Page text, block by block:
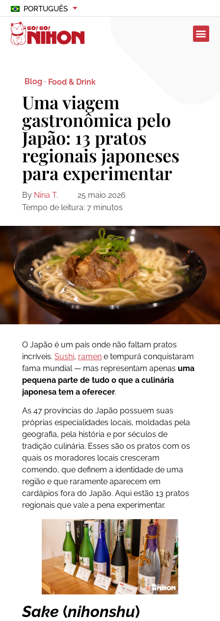
PORTUGUÊS
Blog · Food & Drink
Uma viagem
gastronômica pelo
Japão: 13 pratos
regionais japoneses
para experimentar
By Nina T.
25 maio 2026
Tempo de leitura: 7 minutos
O Japão é um país onde não faltam pratos
incríveis. Sushi, ramene tempurá conquistaram
fama mundial — mas representam apenas uma
pequena parte de tudo o que a culinária
japonesa tem a oferecer.
As 47 províncias do Japão possuem suas
próprias especialidades locais, moldadas pela
geografia, pela história e por séculos de
tradição culinária. Esses são os pratos com os
quais os moradores locais cresceram
comendo, que definem a identidade de uma
região e que raramente aparecem em
cardápios fora do Japão. Aqui estão 13 pratos
regionais que vale a pena experimentar.
Sake (nihonshu)